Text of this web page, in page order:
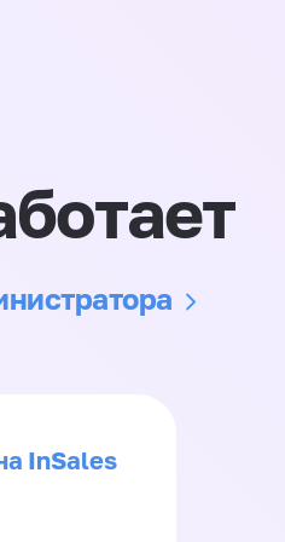
InSales